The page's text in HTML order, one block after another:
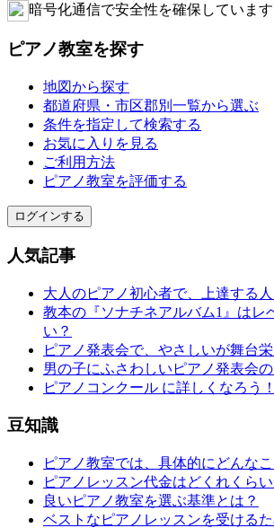
暗号化通信で安全性を確保しています
ピアノ教室を探す
地図から探す
都道府県・市区郡別一覧から選ぶ
条件を指定して検索する
お気に入りを見る
ご利用方法
ピアノ教室を評価する
ログインする
人気記事
大人のピアノ初心者で、上達する
教本の『ソナチネアルバム1』はレ
い？
ピアノ発表会で、やさしいが舞台
男の子にふさわしいピアノ発表会の
ピアノコンクール に詳しくなろう！
豆知識
ピアノ教室では、具体的にどんな
ピアノレッスン代金はどくれくら
良いピアノ教室を選ぶ基準とは？
ベストなピアノレッスンを受ける